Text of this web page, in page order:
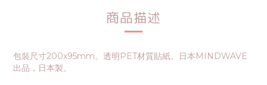
商品描述
包裝尺寸200x95mm。透明PET材質貼紙。日本MINDWAVE
出品，日本製。